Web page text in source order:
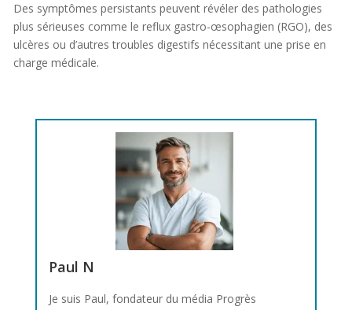
Des symptômes persistants peuvent révéler des pathologies
plus sérieuses comme le reflux gastro-œsophagien (RGO), des
ulcères ou d’autres troubles digestifs nécessitant une prise en
charge médicale.
Paul N
Je suis Paul, fondateur du média Progrès